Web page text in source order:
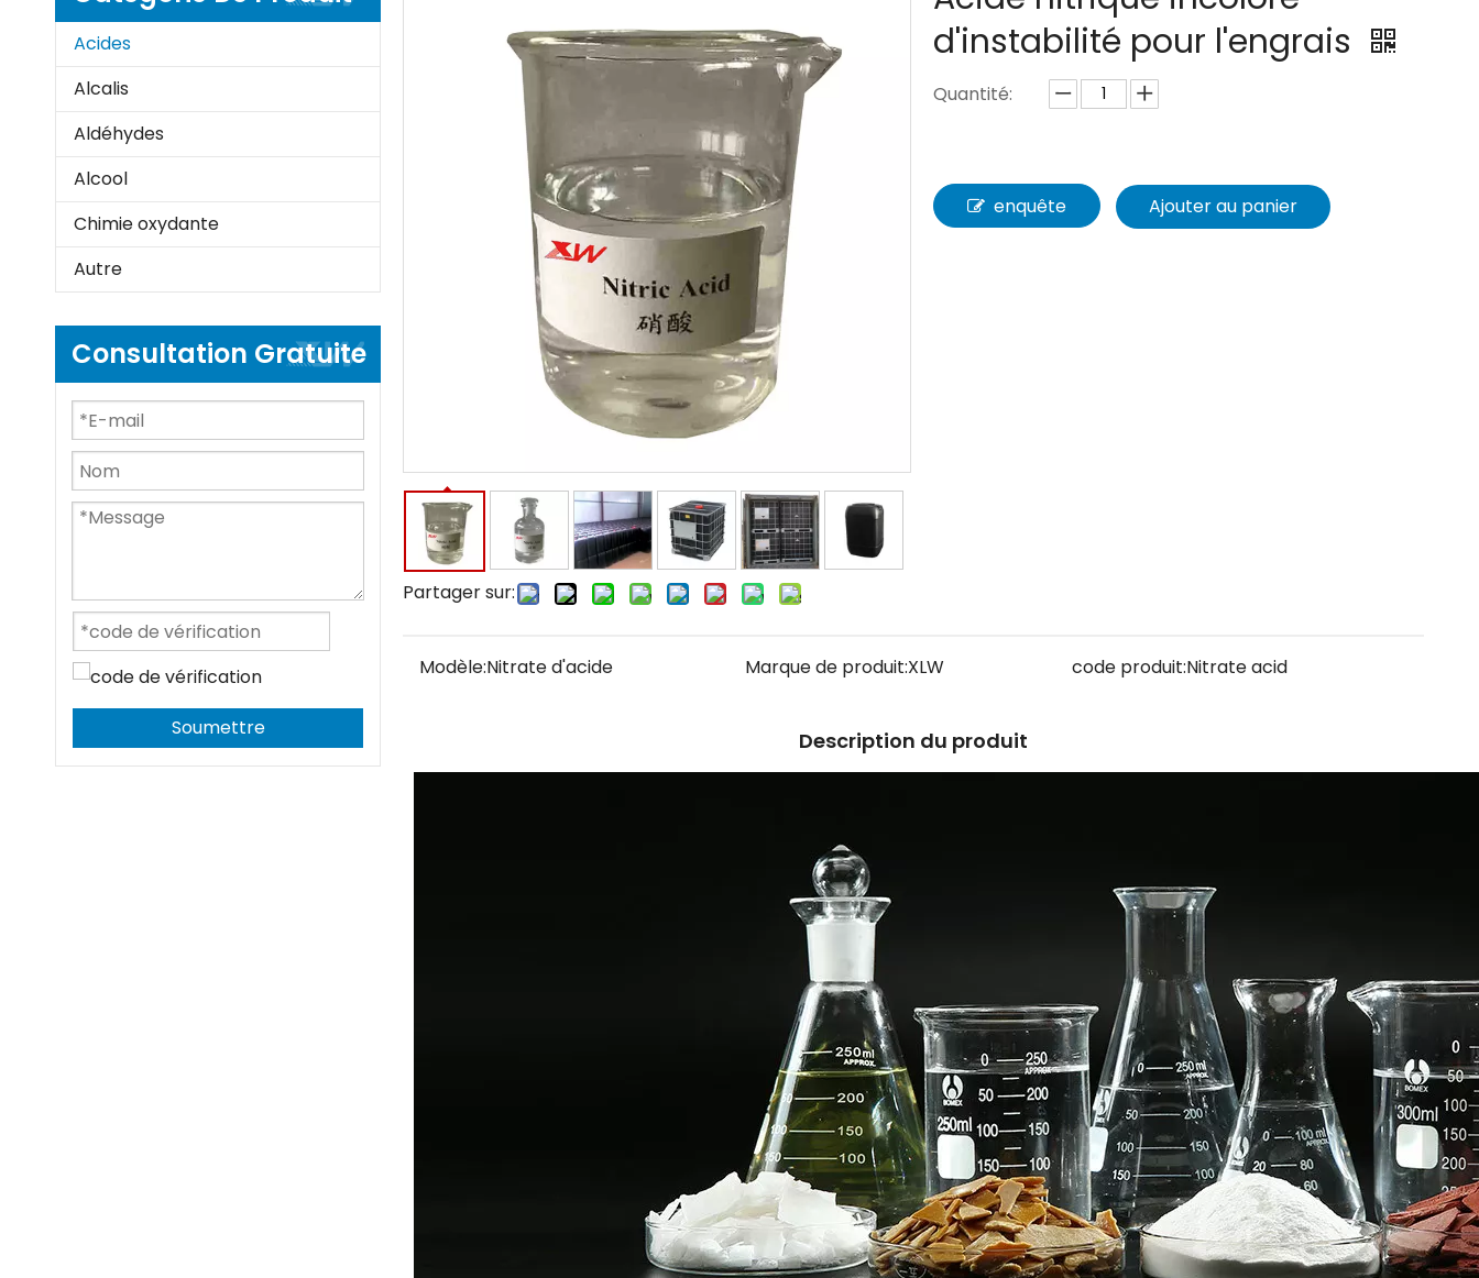
Acides
Alcalis
Aldéhydes
Alcool
Chimie oxydante
Autre
Consultation Gratuite
Soumettre
Partager sur:
d'instabilité pour l'engrais
Quantité:
enquête Ajouter au panier
Modèle:Nitrate d'acide Marque de produit:XLW code produit:Nitrate acid
Description du produit